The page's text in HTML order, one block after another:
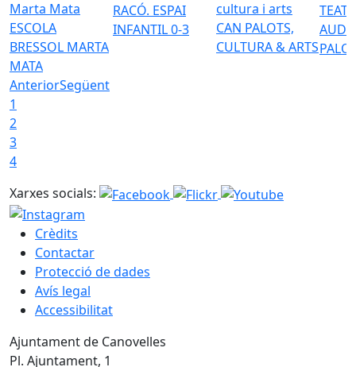
ESCOLA
BRESSOL MARTA
MATA
RACÓ. ESPAI
INFANTIL 0-3
CAN PALOTS,
CULTURA & ARTS
AnteriorSegüent
1
2
3
4
Xarxes socials:
Crèdits
Contactar
Protecció de dades
Avís legal
Accessibilitat
Ajuntament de Canovelles
Pl. Ajuntament, 1